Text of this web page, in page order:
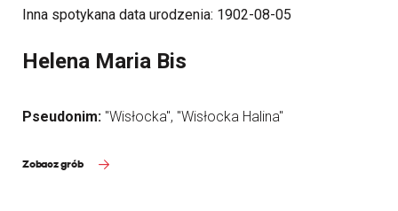
Inna spotykana data urodzenia: 1902-08-05
Helena Maria Bis
Pseudonim: "Wisłocka", "Wisłocka Halina"
Zobacz grób